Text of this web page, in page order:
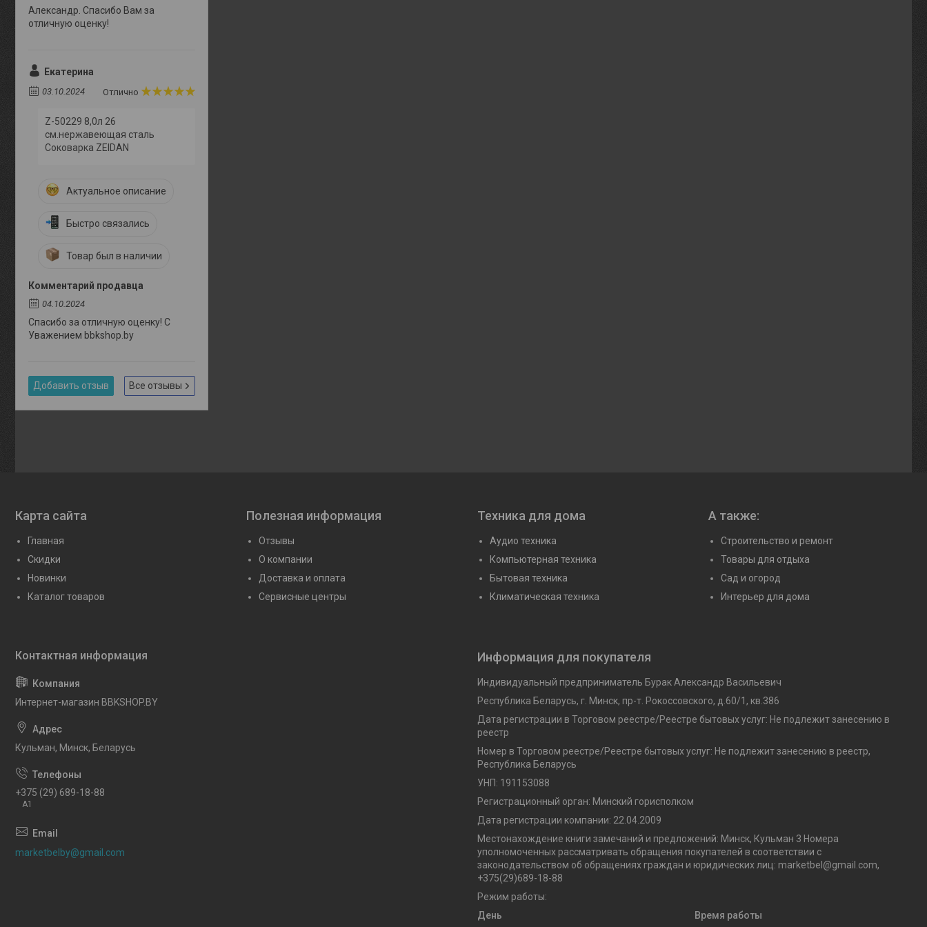
Александр. Спасибо Вам за
отличную оценку!
Екатерина
03.10.2024 Отлично
Z-50229 8,0л 26
см.нержавеющая сталь
Соковарка ZEIDAN
Актуальное описание
Быстро связались
Товар был в наличии
Комментарий продавца
04.10.2024
Спасибо за отличную оценку! С
Уважением bbkshop.by
Добавить отзыв Все отзывы
Карта сайта
Главная
Скидки
Новинки
Каталог товаров
Полезная информация
Отзывы
О компании
Доставка и оплата
Сервисные центры
Техника для дома
Аудио техника
Компьютерная техника
Бытовая техника
Климатическая техника
А также:
Строительство и ремонт
Товары для отдыха
Сад и огород
Интерьер для дома
Интернет-магазин BBKSHOP.BY
Кульман, Минск, Беларусь
+375 (29) 689-18-88
A1
marketbelby@gmail.com
Информация для покупателя
Индивидуальный предприниматель Бурак Александр Васильевич
Республика Беларусь, г. Минск, пр-т. Рокоссовского, д.60/1, кв.386
Дата регистрации в Торговом реестре/Реестре бытовых услуг: Не подлежит занесению в
реестр
Номер в Торговом реестре/Реестре бытовых услуг: Не подлежит занесению в реестр,
Республика Беларусь
УНП: 191153088
Регистрационный орган: Минский горисполком
Дата регистрации компании: 22.04.2009
Местонахождение книги замечаний и предложений: Минск, Кульман 3 Номера
уполномоченных рассматривать обращения покупателей в соответствии с
законодательством об обращениях граждан и юридических лиц: marketbel@gmail.com,
+375(29)689-18-88
Режим работы:
День
Время работы